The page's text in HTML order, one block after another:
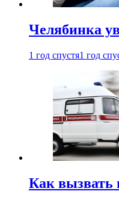
Челябинка
1 год спустя1 год
Как вызвать